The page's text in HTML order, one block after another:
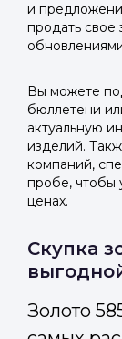
и
продать свое
Вы можете
бюллетени
актуальную
изделий.
компаний,
пробе, чтобы
ценах.
Скупка
Золото